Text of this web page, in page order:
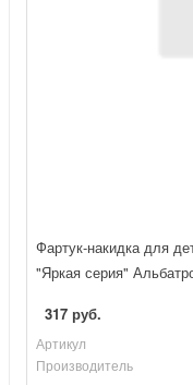
Фартук-накидка для
"Яркая серия"
317 руб.
Артикул
Производитель